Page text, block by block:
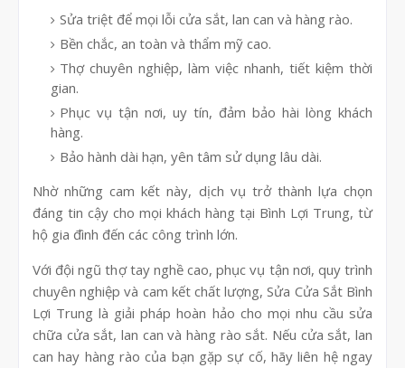
Sửa triệt để mọi lỗi cửa sắt, lan can và hàng rào.
Bền chắc, an toàn và thẩm mỹ cao.
Thợ chuyên nghiệp, làm việc nhanh, tiết kiệm thời
gian.
Phục vụ tận nơi, uy tín, đảm bảo hài lòng khách
hàng.
Bảo hành dài hạn, yên tâm sử dụng lâu dài.
Nhờ những cam kết này, dịch vụ trở thành lựa chọn
đáng tin cậy cho mọi khách hàng tại Bình Lợi Trung, từ
hộ gia đình đến các công trình lớn.
Với đội ngũ thợ tay nghề cao, phục vụ tận nơi, quy trình
chuyên nghiệp và cam kết chất lượng, Sửa Cửa Sắt Bình
Lợi Trung là giải pháp hoàn hảo cho mọi nhu cầu sửa
chữa cửa sắt, lan can và hàng rào sắt. Nếu cửa sắt, lan
can hay hàng rào của bạn gặp sự cố, hãy liên hệ ngay